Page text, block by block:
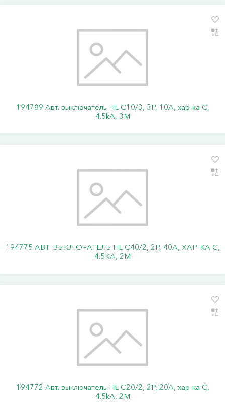
194789 Авт. выключатель HL-C10/3, 3P, 10A, хар-ка C,
4.5kA, 3M
194775 АВТ. ВЫКЛЮЧАТЕЛЬ HL-C40/2, 2P, 40A, ХАР-КА C,
4.5KA, 2M
194772 Авт. выключатель HL-C20/2, 2P, 20A, хар-ка C,
4.5kA, 2M